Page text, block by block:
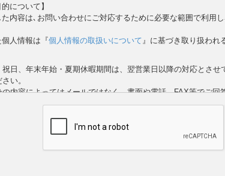
について】
内容は､お問い合わせにご対応するために必要な範囲で利用
人情報は『 個人情報の取扱いについて』に基づき取り扱われ
祝日、年末年始・夏期休暇期間は、翌営業日以降の対応とさせ
い。
の内容によってはメールではなく、書面や電話、FAX等でご回
は必ず入力をお願いいたします。